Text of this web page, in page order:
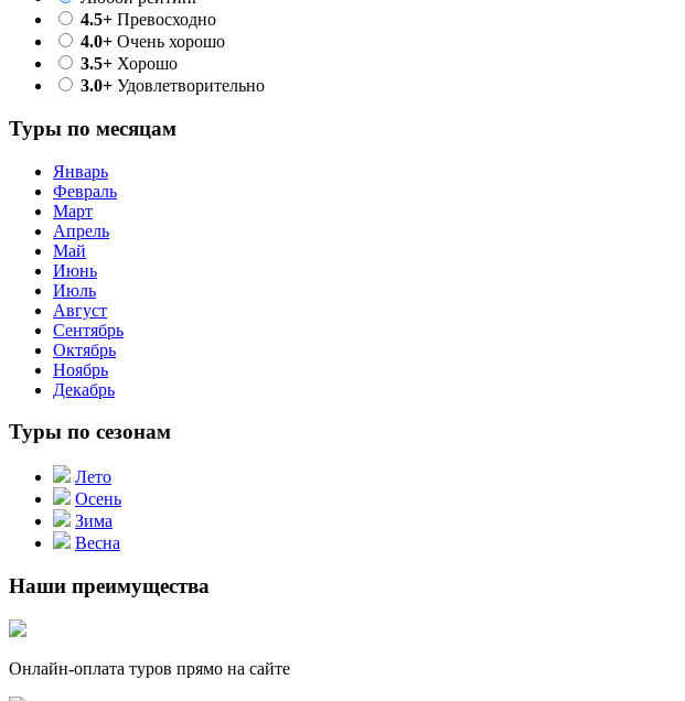
4.5+ Превосходно
4.0+ Очень хорошо
3.5+ Хорошо
3.0+ Удовлетворительно
Туры по месяцам
Январь
Февраль
Март
Апрель
Май
Июнь
Июль
Август
Сентябрь
Октябрь
Ноябрь
Декабрь
Туры по сезонам
Лето
Осень
Зима
Весна
Наши преимущества
Онлайн-оплата туров прямо на сайте